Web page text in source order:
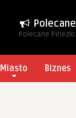
Polecane
Polecane Pinezki
Miasto Biznes